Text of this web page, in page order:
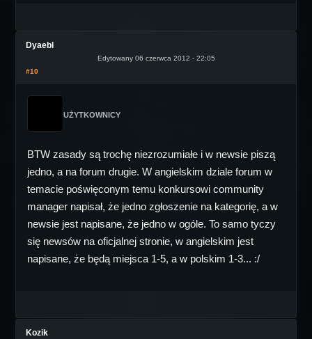
Dyaebl
Edytowany 06 czerwca 2012 - 22:05
#10
UŻYTKOWNICY
BTW zasady są trochę niezrozumiałe i w newsie piszą
jedno, a na forum drugie. W angielskim dziale forum w
temacie poświęconym temu konkursowi community
manager napisał, że jedno zgłoszenie na kategorię, a w
newsie jest napisane, że jedno w ogóle. To samo tyczy
się newsów na oficjalnej stronie, w angielskim jest
napisane, że będą miejsca 1-5, a w polskim 1-3... :/
Kozik